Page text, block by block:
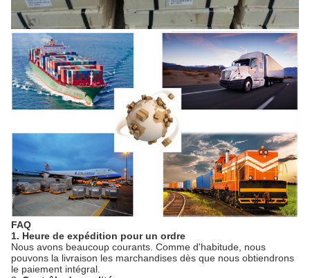
FAQ
1. Heure de expédition pour un ordre
Nous avons beaucoup courants. Comme d'habitude, nous
pouvons la livraison les marchandises dès que nous obtiendrons
le paiement intégral.